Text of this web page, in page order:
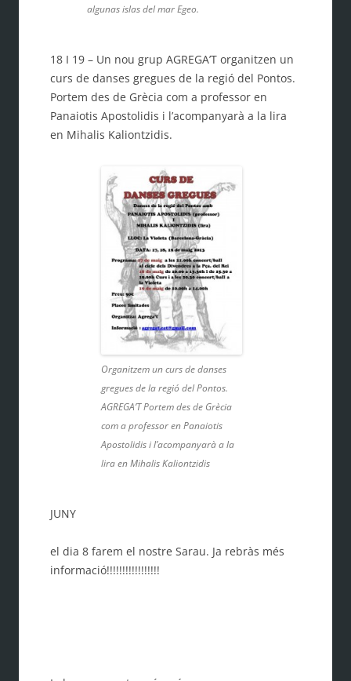
algunas islas del mar Egeo.
18 I 19 – Un nou grup AGREGA’T organitzen un
curs de danses gregues de la regió del Pontos.
Portem des de Grècia com a professor en
Panaiotis Apostolidis i l’acompanyarà a la lira
en Mihalis Kaliontzidis.
Organitzem un curs de danses
gregues de la regió del Pontos.
AGREGA’T Portem des de Grècia
com a professor en Panaiotis
Apostolidis i l’acompanyarà a la
lira en Mihalis Kaliontzidis
JUNY
el dia 8 farem el nostre Sarau. Ja rebràs més
informació!!!!!!!!!!!!!!!!!